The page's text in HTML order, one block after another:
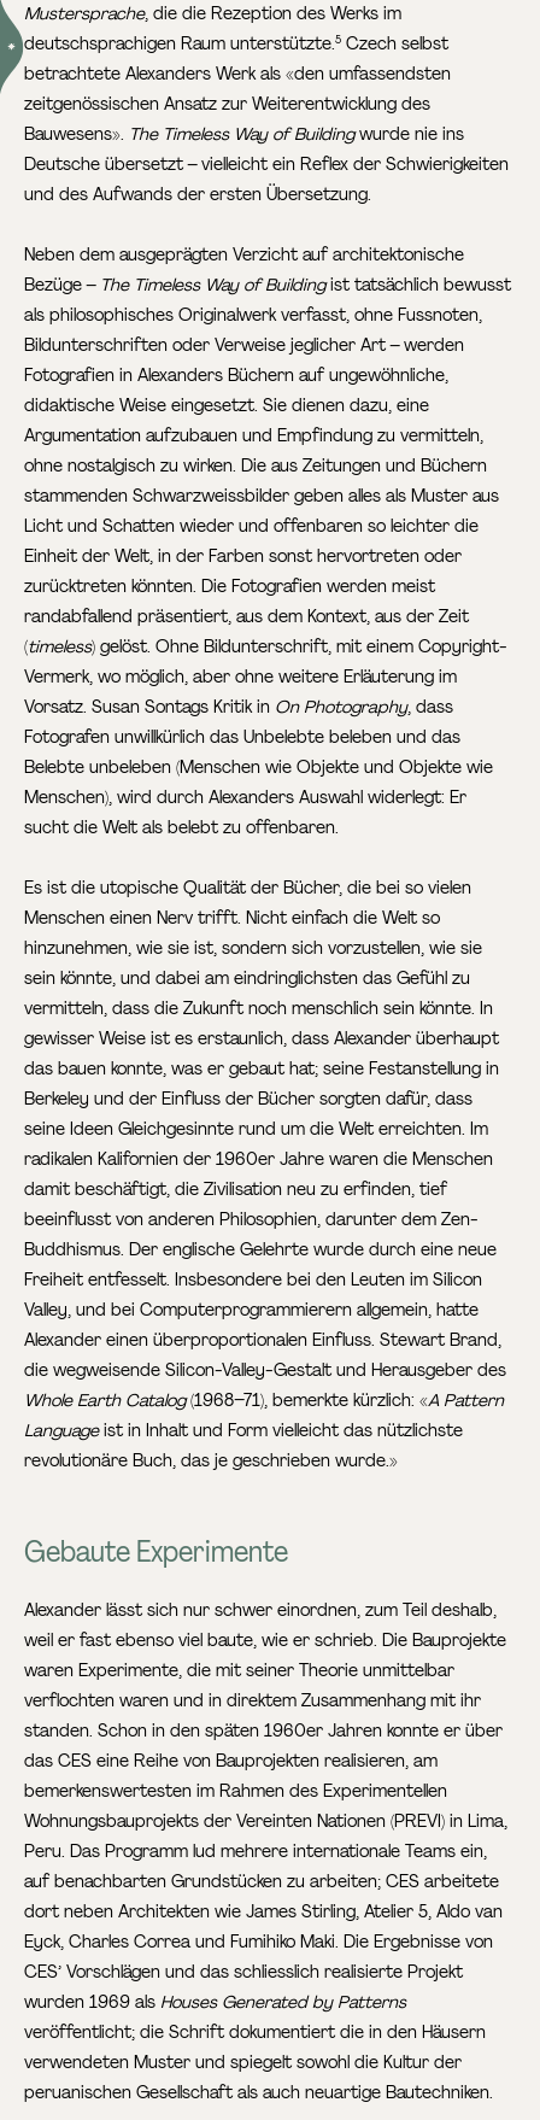
Mustersprache, die die Rezeption des Werks im
deutschsprachigen Raum unterstützte.5 Czech selbst
betrachtete Alexanders Werk als «den umfassendsten
zeitgenössischen Ansatz zur Weiterentwicklung des
Bauwesens». The Timeless Way of Buildingwurde nie ins
Deutsche übersetzt – vielleicht ein Reflex der Schwierigkeiten
und des Aufwands der ersten Übersetzung.
Neben dem ausgeprägten Verzicht auf architektonische
Bezüge – The Timeless Way of Buildingist tatsächlich bewusst
als philosophisches Originalwerk verfasst, ohne Fussnoten,
Bildunterschriften oder Verweise jeglicher Art – werden
Fotografien in Alexanders Büchern auf ungewöhnliche,
didaktische Weise eingesetzt. Sie dienen dazu, eine
Argumentation aufzubauen und Empfindung zu vermitteln,
ohne nostalgisch zu wirken. Die aus Zeitungen und Büchern
stammenden Schwarzweissbilder geben alles als Muster aus
Licht und Schatten wieder und offenbaren so leichter die
Einheit der Welt, in der Farben sonst hervortreten oder
zurücktreten könnten. Die Fotografien werden meist
randabfallend präsentiert, aus dem Kontext, aus der Zeit
(timeless) gelöst. Ohne Bildunterschrift, mit einem Copyright-
Vermerk, wo möglich, aber ohne weitere Erläuterung im
Vorsatz. Susan Sontags Kritik in On Photography, dass
Fotografen unwillkürlich das Unbelebte beleben und das
Belebte unbeleben (Menschen wie Objekte und Objekte wie
Menschen), wird durch Alexanders Auswahl widerlegt: Er
sucht die Welt als belebt zu offenbaren.
Es ist die utopische Qualität der Bücher, die bei so vielen
Menschen einen Nerv trifft. Nicht einfach die Welt so
hinzunehmen, wie sie ist, sondern sich vorzustellen, wie sie
sein könnte, und dabei am eindringlichsten das Gefühl zu
vermitteln, dass die Zukunft noch menschlich sein könnte. In
gewisser Weise ist es erstaunlich, dass Alexander überhaupt
das bauen konnte, was er gebaut hat; seine Festanstellung in
Berkeley und der Einfluss der Bücher sorgten dafür, dass
seine Ideen Gleichgesinnte rund um die Welt erreichten. Im
radikalen Kalifornien der 1960er Jahre waren die Menschen
damit beschäftigt, die Zivilisation neu zu erfinden, tief
beeinflusst von anderen Philosophien, darunter dem Zen-
Buddhismus. Der englische Gelehrte wurde durch eine neue
Freiheit entfesselt. Insbesondere bei den Leuten im Silicon
Valley, und bei Computerprogrammierern allgemein, hatte
Alexander einen überproportionalen Einfluss. Stewart Brand,
die wegweisende Silicon-Valley-Gestalt und Herausgeber des
Whole Earth Catalog(1968–71), bemerkte kürzlich: «A Pattern
Languageist in Inhalt und Form vielleicht das nützlichste
revolutionäre Buch, das je geschrieben wurde.»
Gebaute Experimente
Alexander lässt sich nur schwer einordnen, zum Teil deshalb,
weil er fast ebenso viel baute, wie er schrieb. Die Bauprojekte
waren Experimente, die mit seiner Theorie unmittelbar
verflochten waren und in direktem Zusammenhang mit ihr
standen. Schon in den späten 1960er Jahren konnte er über
das CES eine Reihe von Bauprojekten realisieren, am
bemerkenswertesten im Rahmen des Experimentellen
Wohnungsbauprojekts der Vereinten Nationen (PREVI) in Lima,
Peru. Das Programm lud mehrere internationale Teams ein,
auf benachbarten Grundstücken zu arbeiten; CES arbeitete
dort neben Architekten wie James Stirling, Atelier 5, Aldo van
Eyck, Charles Correa und Fumihiko Maki. Die Ergebnisse von
CES’ Vorschlägen und das schliesslich realisierte Projekt
wurden 1969 als Houses Generated by Patterns
veröffentlicht; die Schrift dokumentiert die in den Häusern
verwendeten Muster und spiegelt sowohl die Kultur der
peruanischen Gesellschaft als auch neuartige Bautechniken.